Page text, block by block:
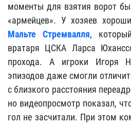
моменты для взятия ворот
«армейцев». У хозяев
Мальте Стремвалля,
вратаря ЦСКА Ларса
прохода. А игроки Игоря
эпизодов даже смогли
с близкого расстояния
но видеопросмотр показал,
гол не засчитали. При этом